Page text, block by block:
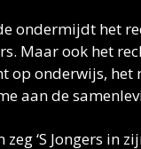
ondermijdt het
Maar ook het
op onderwijs, het
aan de
zeg ‘S Jongers in